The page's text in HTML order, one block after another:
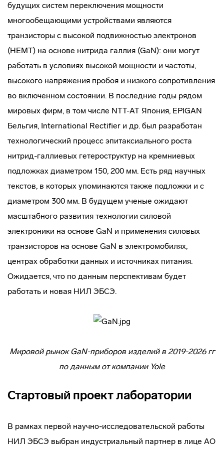
будущих систем переключения мощности
многообещающими устройствами являются
транзисторы с высокой подвижностью электронов
(HEMT) на основе нитрида галлия (GaN): они могут
работать в условиях высокой мощности и частоты,
высокого напряжения пробоя и низкого сопротивления
во включенном состоянии. В последние годы рядом
мировых фирм, в том числе NTT-AT Япония, EPIGAN
Бельгия, International Rectifier и др. был разработан
технологический процесс эпитаксиального роста
нитрид-галлиевых гетероструктур на кремниевых
подложках диаметром 150, 200 мм. Есть ряд научных
текстов, в которых упоминаются также подложки и с
диаметром 300 мм. В будущем ученые ожидают
масштабного развития технологии силовой
электроники на основе GaN и применения силовых
транзисторов на основе GaN в электромобилях,
центрах обработки данных и источниках питания.
Ожидается, что по данным перспективам будет
работать и новая НИЛ ЭБСЭ.
Мировой рынок GaN-приборов изделий в 2019-2026 гг
по данным от компании Yole
Стартовый проект лаборатории
В рамках первой научно-исследовательской работы
НИЛ ЭБСЭ выбран индустриальный партнер в лице АО